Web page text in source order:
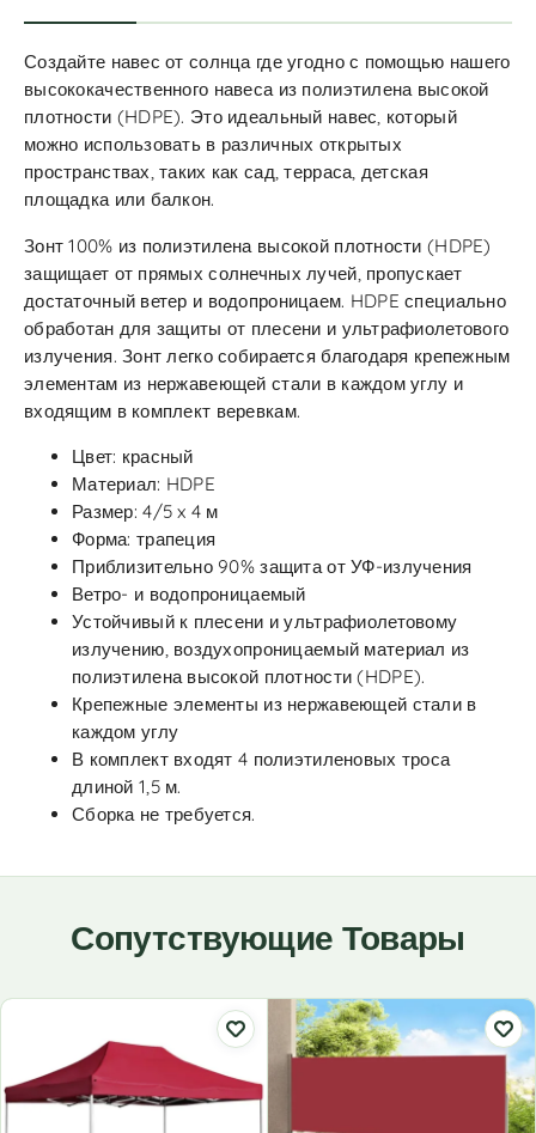
Создайте навес от солнца где угодно с помощью нашего
высококачественного навеса из полиэтилена высокой
плотности (HDPE). Это идеальный навес, который
можно использовать в различных открытых
пространствах, таких как сад, терраса, детская
площадка или балкон.
Зонт 100% из полиэтилена высокой плотности (HDPE)
защищает от прямых солнечных лучей, пропускает
достаточный ветер и водопроницаем. HDPE специально
обработан для защиты от плесени и ультрафиолетового
излучения. Зонт легко собирается благодаря крепежным
элементам из нержавеющей стали в каждом углу и
входящим в комплект веревкам.
Цвет: красный
Материал: HDPE
Размер: 4/5 x 4 м
Форма: трапеция
Приблизительно 90% защита от УФ-излучения
Ветро- и водопроницаемый
Устойчивый к плесени и ультрафиолетовому
излучению, воздухопроницаемый материал из
полиэтилена высокой плотности (HDPE).
Крепежные элементы из нержавеющей стали в
каждом углу
В комплект входят 4 полиэтиленовых троса
длиной 1,5 м.
Сборка не требуется.
Сопутствующие Товары